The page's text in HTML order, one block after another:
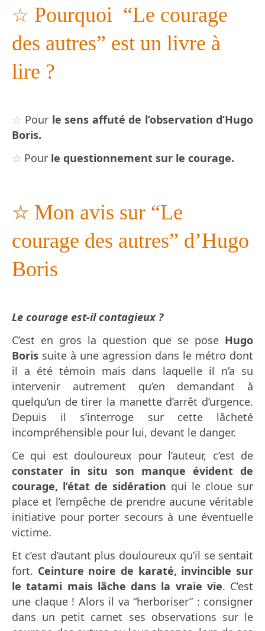
☆ Pourquoi “Le courage
des autres” est un livre à
lire ?
☆ Pour le sens affuté de l’observation d’Hugo
Boris.
☆ Pour le questionnement sur le courage.
☆ Mon avis sur “Le
courage des autres” d’Hugo
Boris
Le courage est-il contagieux ?
C’est en gros la question que se pose Hugo
Boris suite à une agression dans le métro dont
il a été témoin mais dans laquelle il n’a su
intervenir autrement qu’en demandant à
quelqu’un de tirer la manette d’arrêt d’urgence.
Depuis il s’interroge sur cette lâcheté
incompréhensible pour lui, devant le danger.
Ce qui est douloureux pour l’auteur, c’est de
constater in situ son manque évident de
courage, l’état de sidération qui le cloue sur
place et l’empêche de prendre aucune véritable
initiative pour porter secours à une éventuelle
victime.
Et c’est d’autant plus douloureux qu’il se sentait
fort. Ceinture noire de karaté, invincible sur
le tatami mais lâche dans la vraie vie. C’est
une claque ! Alors il va “herboriser” : consigner
dans un petit carnet ses observations sur le